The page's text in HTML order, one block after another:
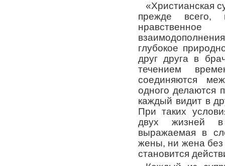
«Христианская
прежде всего,
глубокое
друг друга в
течением
соединяются
одного делаются
каждый видит в
При таких
двух жизней
выражаемая в
жены, ни жена без
становится